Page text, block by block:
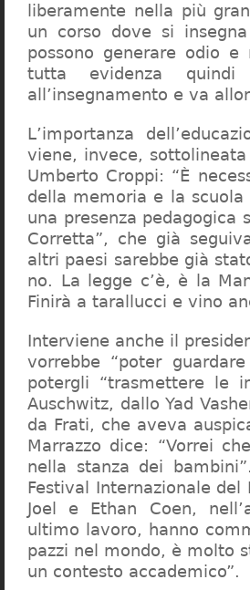
liberamente nella più
un corso dove si
possono generare odio
tutta evidenza
all’insegnamento e va
L’importanza
viene, invece, sottolineata
Umberto Croppi: “È
della memoria e la
una presenza pedagogica
Corretta”, che già
altri paesi sarebbe già
no. La legge c’è, è la
Finirà a tarallucci e vino
Interviene anche il
vorrebbe “poter
potergli “trasmettere le
Auschwitz, dallo Yad
da Frati, che aveva
Marrazzo dice: “Vorrei
nella stanza dei
Festival Internazionale
Joel e Ethan Coen,
ultimo lavoro, hanno
pazzi nel mondo, è molto
un contesto accademico”.